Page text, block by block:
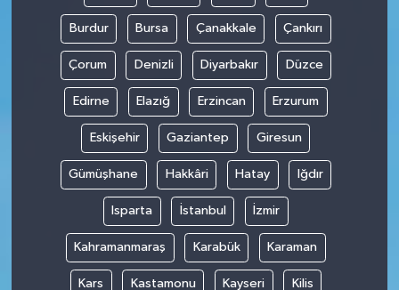
Burdur Bursa Çanakkale Çankırı
Çorum Denizli Diyarbakır Düzce
Edirne Elazığ Erzincan Erzurum
Eskişehir Gaziantep Giresun
Gümüşhane Hakkâri Hatay Iğdır
Isparta İstanbul İzmir
Kahramanmaraş Karabük Karaman
Kars Kastamonu Kayseri Kilis